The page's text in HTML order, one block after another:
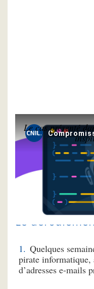
Le cas présenté
L’histoire
Le
Quelques
pirate informatique,
d’adresses e-mails